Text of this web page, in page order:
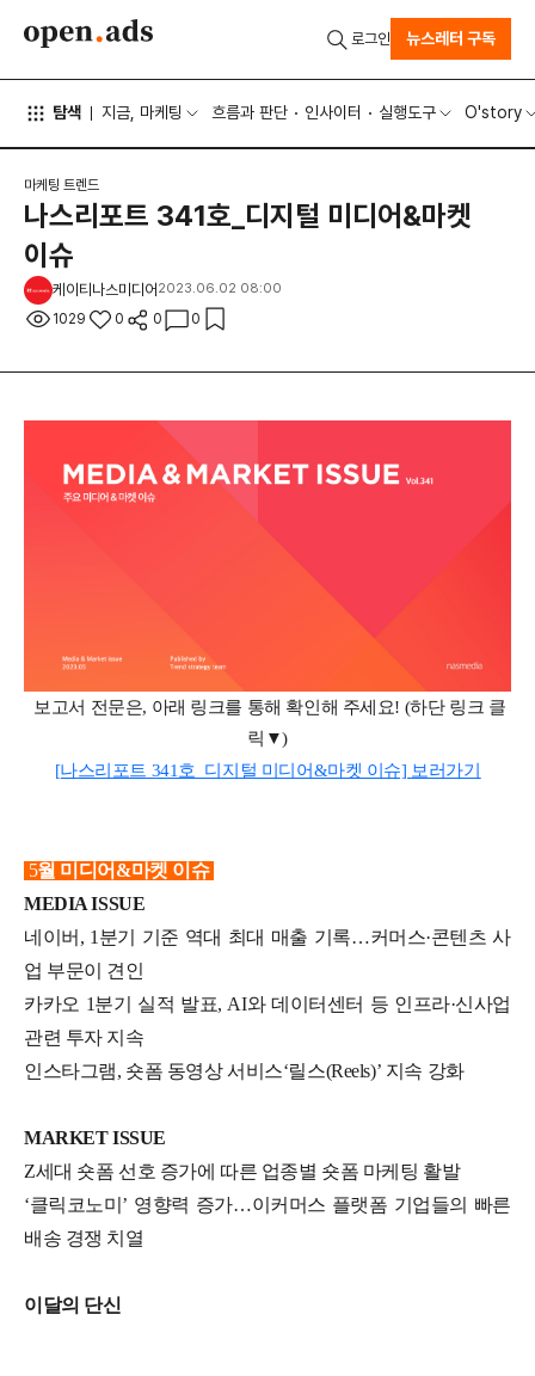
탐색 지금, 마케팅 흐름과 판단 인사이터 실행도구 O'story
로그인 뉴스레터 구독
마케팅 트렌드
나스리포트 341호_디지털 미디어&마켓
이슈
케이티나스미디어 2023.06.02 08:00
1029 0 0 0
보고서 전문은, 아래 링크를 통해 확인해 주세요! (하단 링크 클
릭▼)
[나스리포트 341호_디지털 미디어&마켓 이슈] 보러가기
5월 미디어&마켓 이슈
MEDIA ISSUE
네이버, 1분기 기준 역대 최대 매출 기록…커머스·콘텐츠 사
업 부문이 견인
카카오 1분기 실적 발표, AI와 데이터센터 등 인프라·신사업
관련 투자 지속
인스타그램, 숏폼 동영상 서비스‘릴스(Reels)’ 지속 강화
MARKET ISSUE
Z세대 숏폼 선호 증가에 따른 업종별 숏폼 마케팅 활발
‘클릭코노미’ 영향력 증가…이커머스 플랫폼 기업들의 빠른
배송 경쟁 치열
이달의 단신